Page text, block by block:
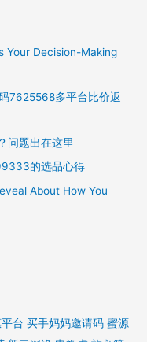
Your Decision-Making
7625568多平台比价返
问题出在这里
的选品心得
About How You
台 买手妈妈邀请码 蜜源